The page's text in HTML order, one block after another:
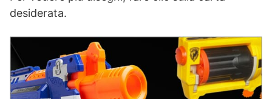
desiderata.